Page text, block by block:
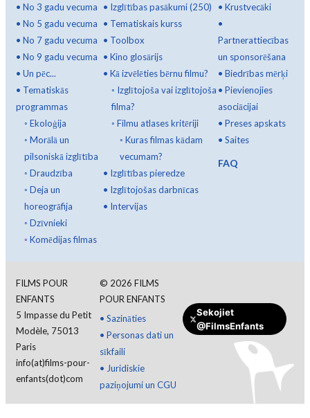
• No 3 gadu vecuma
• No 5 gadu vecuma
• No 7 gadu vecuma
• No 9 gadu vecuma
• Un pēc...
• Tematiskās
programmas
◦ Ekoloģija
◦ Morālā un
pilsoniskā izglītība
◦ Draudzība
◦ Deja un
horeogrāfija
◦ Dzīvnieki
◦ Komēdijas filmas
• Izglītības pasākumi (250)
• Tematiskais kurss
• Toolbox
• Kino glosārijs
• Kā izvēlēties bērnu filmu?
◦ Izglītojoša vai izglītojoša
filma?
◦ Filmu atlases kritēriji
◦ Kuras filmas kādam
vecumam?
• Izglītības pieredze
• Izglītojošas darbnīcas
• Intervijas
•Krustvecāki
•
Partnerattiecības
un sponsorēšana
•Biedrības mērķi
•Pievienojies
asociācijai
•Preses apskats
•Saites
FAQ
FILMS POUR
ENFANTS
5 Impasse du Petit
Modèle, 75013
Paris
info(at)films-pour-
enfants(dot)com
© 2026 FILMS
POUR ENFANTS
• Sazināties
• Personas dati un
sīkfaili
• Juridiskie
paziņojumi un CGU
Sekojiet
@FilmsEnfants